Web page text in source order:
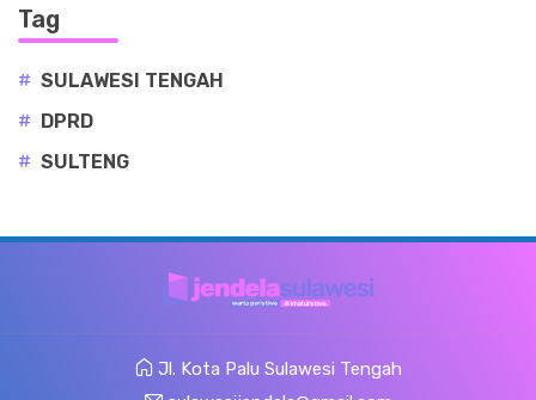
Tag
# SULAWESI TENGAH
# DPRD
# SULTENG
Jl. Kota Palu Sulawesi Tengah